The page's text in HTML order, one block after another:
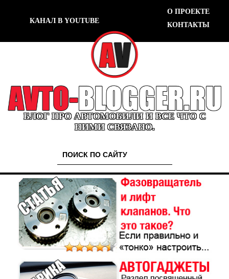
КАНАЛ В YOUTUBE
О ПРОЕКТЕ
КОНТАКТЫ
БЛОГ ПРО АВТОМОБИЛИ И ВСЕ ЧТО С
НИМИ СВЯЗАНО.